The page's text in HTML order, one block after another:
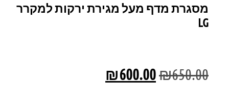
מסגרת מדף מעל מגירת ירקות למקרר
LG
₪650.00
₪600.00